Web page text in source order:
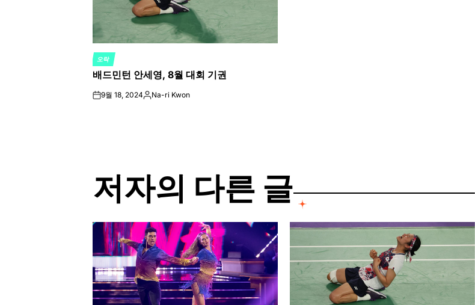
POSTED
IN
오락
배드민턴 안세영, 8월 대회 기권
on9월 18, 2024Posted
Na-ri Kwon
저자의 다른 글